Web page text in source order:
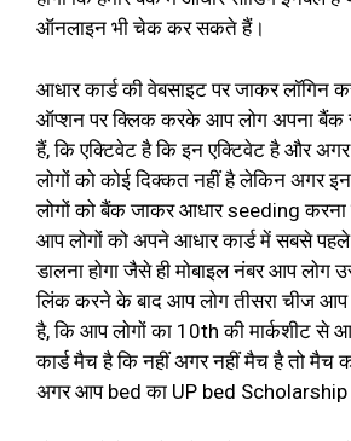
ऑनलाइन भी चेक कर सकते हैं।
आधार कार्ड की वेबसाइट पर जाकर लॉगिन
ऑप्शन पर क्लिक करके आप लोग अपना
हैं, कि एक्टिवेट है कि इन एक्टिवेट है और
लोगों को कोई दिक्कत नहीं है लेकिन अगर
लोगों को बैंक जाकर आधार seeding करना
आप लोगों को अपने आधार कार्ड में सबसे पहले
डालना होगा जैसे ही मोबाइल नंबर आप लोग
लिंक करने के बाद आप लोग तीसरा चीज आप
है, कि आप लोगों का 10th की मार्कशीट से
कार्ड मैच है कि नहीं अगर नहीं मैच है तो मैच
अगर आप bed का UP bed Scholarship